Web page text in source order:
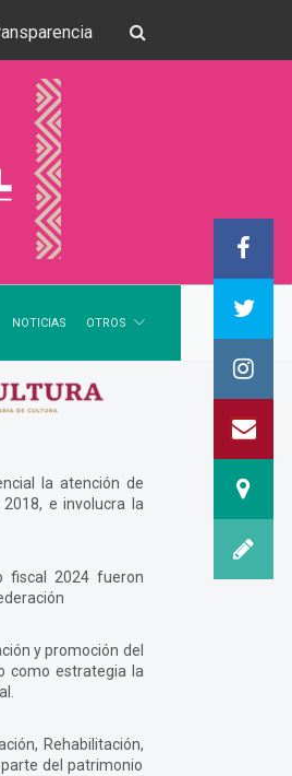
NOTICIAS OTROS
la atención de
e involucra la
fiscal 2024 fueron
y promoción del
como estrategia la
Rehabilitación,
del patrimonio